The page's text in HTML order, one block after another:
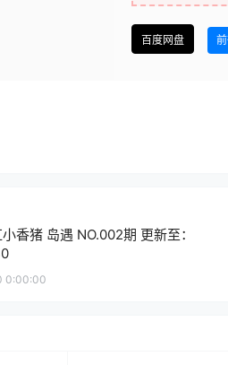
百度网盘
香猪 岛遇 NO.002期 更新至：
0:00:00